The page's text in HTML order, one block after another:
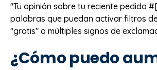
"Tu opinión sobre tu reciente pedido
palabras que puedan activar filtros
"gratis" o múltiples signos de
¿Cómo puedo